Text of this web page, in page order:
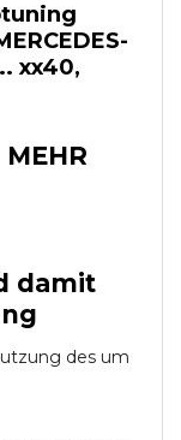
xx40,
damit
des um